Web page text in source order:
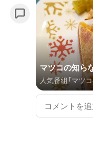
マツコの知ら
人気番組「マツ
ャンルのスペシ
プレゼンする
す。 今回は2015年10月20日に放送された、挟んだ具材